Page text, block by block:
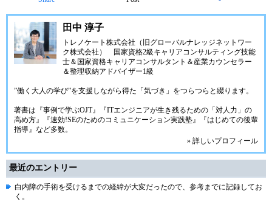
田中 淳子
トレノケート株式会社（旧グローバルナレッジネットワー
ク株式会社）
国家資格2級キャリアコンサルティング技能
士＆国家資格キャリアコンサルタント＆産業カウンセラー
＆整理収納アドバイザー1級
”働く大人の学び”を支援しながら得た「気づき」をつらつらと綴ります。
著書は『事例で学ぶOJT』『ITエンジニアが生き残るための「対人力」の
高め方』『速効!SEのためのコミュニケーション実践塾』『はじめての後輩
指導』など多数。
» 詳しいプロフィール
最近のエントリー
白内障の手術を受けるまでの経緯が大変だったので、参考までに記録してお
く。